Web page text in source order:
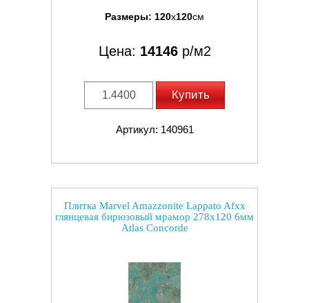
Размеры: 120x120см
Цена: 14146р/м2
Купить
Артикул: 140961
Плитка Marvel Amazzonite Lappato Afxx
глянцевая бирюзовый мрамор 278x120 6мм
Atlas Concorde